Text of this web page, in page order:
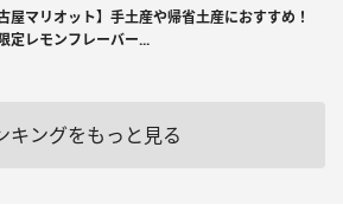
古屋マリオット】手土産や帰省土産におすすめ！
定レモンフレーバー...
キングをもっと見る